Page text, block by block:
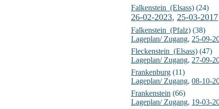
Falkenstein_(Elsass) (24)
26-02-2023, 25-03-2017
Falkenstein_(Pfalz) (38)
Lageplan/ Zugang, 25-09-
Fleckenstein_(Elsass) (47)
Lageplan/ Zugang, 27-09-
Frankenburg (11)
Lageplan/ Zugang, 08-10-
Frankenstein (66)
Lageplan/ Zugang, 19-03-